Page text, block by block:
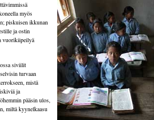
myös
piskuisen ikkunan
ja ostin
vuorikiipeilyä
siviilit
turvaan
mistä
ja
pääsin ulos,
miltä kyynelkaasu